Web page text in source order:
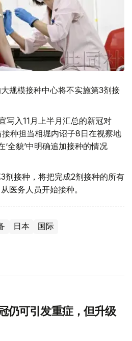
规模接种中心将不实施第3剂接
写入11月上半月汇总的新冠对
种担当相堀内诏子8日在视察地
全貌’中明确追加接种的情况
剂接种，将把完成2剂接种的所有
医务人员开始接种。
日本 国际
仍可引发重症，但升级